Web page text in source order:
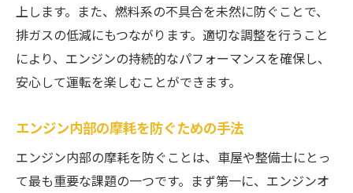
上します。また、燃料系の不具合を未然に防ぐことで、
排ガスの低減にもつながります。適切な調整を行うこと
により、エンジンの持続的なパフォーマンスを確保し、
安心して運転を楽しむことができます。
エンジン内部の摩耗を防ぐための手法
エンジン内部の摩耗を防ぐことは、車屋や整備士にとっ
て最も重要な課題の一つです。まず第一に、エンジンオ